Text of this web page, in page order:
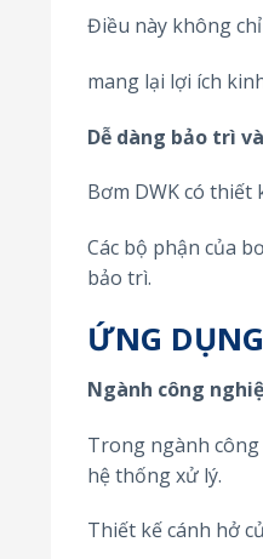
Điều này không
mang lại lợi ích
Dễ dàng bảo trì
Bơm DWK có
Các bộ phận của
bảo trì.
ỨNG
Ngành công
Trong ngành công
hệ thống xử lý.
Thiết kế cánh hở